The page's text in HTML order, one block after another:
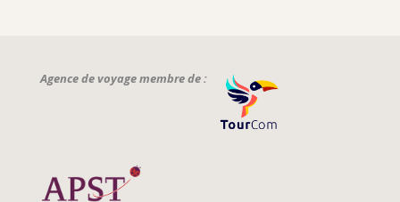
Agence de voyage membre de :